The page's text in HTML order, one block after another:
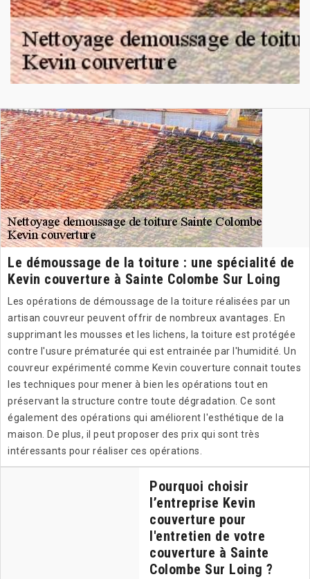
Le démoussage de la toiture : une spécialité de
Kevin couverture à Sainte Colombe Sur Loing
Les opérations de démoussage de la toiture réalisées par un
artisan couvreur peuvent offrir de nombreux avantages. En
supprimant les mousses et les lichens, la toiture est protégée
contre l'usure prématurée qui est entrainée par l'humidité. Un
couvreur expérimenté comme Kevin couverture connait toutes
les techniques pour mener à bien les opérations tout en
préservant la structure contre toute dégradation. Ce sont
également des opérations qui améliorent l'esthétique de la
maison. De plus, il peut proposer des prix qui sont très
intéressants pour réaliser ces opérations.
Pourquoi choisir
l’entreprise Kevin
couverture pour
l'entretien de votre
couverture à Sainte
Colombe Sur Loing ?